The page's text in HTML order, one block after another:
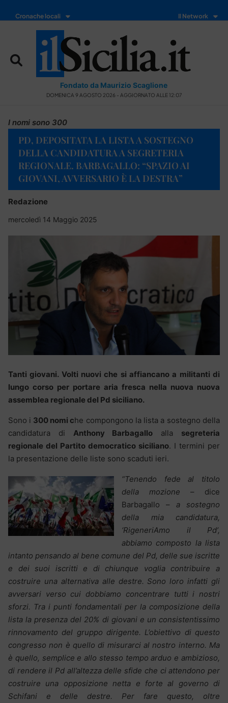
Cronache locali Il Network
Fondato da Maurizio Scaglione
DOMENICA 9 AGOSTO 2026 - AGGIORNATO ALLE 12:07
I nomi sono 300
PD, DEPOSITATA LA LISTA A SOSTEGNO
DELLA CANDIDATURA A SEGRETERIA
REGIONALE. BARBAGALLO: “SPAZIO AI
GIOVANI, AVVERSARIO È LA DESTRA”
Redazione
mercoledì 14 Maggio 2025
Tanti giovani. Volti nuovi che si affiancano a militanti di
lungo corso per portare aria fresca nella nuova nuova
assemblea regionale del Pd siciliano.
Sono i 300 nomi che compongono la lista a sostegno della
candidatura di Anthony Barbagallo alla segreteria
regionale del Partito democratico siciliano. I termini per
la presentazione delle liste sono scaduti ieri.
“Tenendo fede al titolo
della mozione – dice
Barbagallo – a sostegno
della mia candidatura,
‘RigeneriAmo il Pd’,
abbiamo composto la lista
intanto pensando al bene comune del Pd, delle sue iscritte
e dei suoi iscritti e di chiunque voglia contribuire a
costruire una alternativa alle destre. Sono loro infatti gli
avversari verso cui dobbiamo concentrare tutti i nostri
sforzi. Tra i punti fondamentali per la composizione della
lista la presenza del 20% di giovani e un consistentissimo
rinnovamento del gruppo dirigente. L’obiettivo di questo
congresso non è quello di misurarci al nostro interno. Ma
è quello, semplice e allo stesso tempo arduo e ambizioso,
di rendere il Pd all’altezza delle sfide che ci attendono per
costruire una opposizione netta e forte al governo di
Schifani e delle destre. Per fare questo, oltre